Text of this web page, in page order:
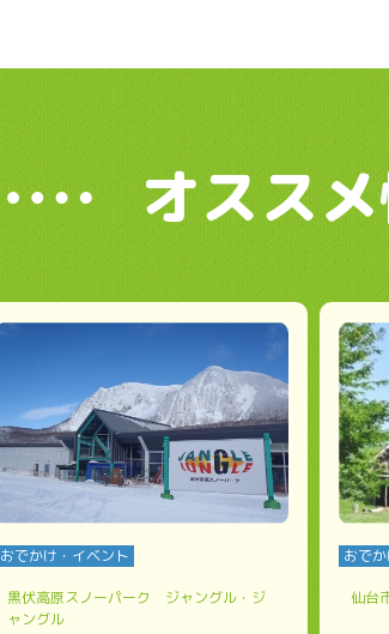
オスス
おでかけ・イベント
黒伏高原スノーパーク ジャングル・ジ
ャングル
おで
仙台